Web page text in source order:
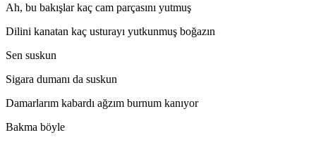
Ah, bu bakışlar kaç cam parçasını yutmuş
Dilini kanatan kaç usturayı yutkunmuş boğazın
Sen suskun
Sigara dumanı da suskun
Damarlarım kabardı ağzım burnum kanıyor
Bakma böyle